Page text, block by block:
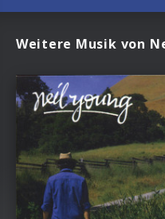
Weitere Musik von